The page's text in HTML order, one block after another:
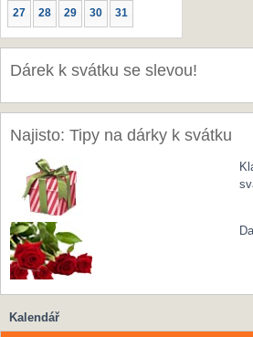
27 28 29 30 31
Dárek k svátku se slevou!
Najisto: Tipy na dárky k svátku
Kalendář